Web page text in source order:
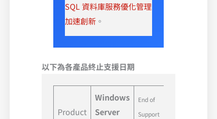
SQL 資料庫服務優化管理
加速創新 。
以下為各產品終止支援日期
Product
Windows
Server
End of
Support